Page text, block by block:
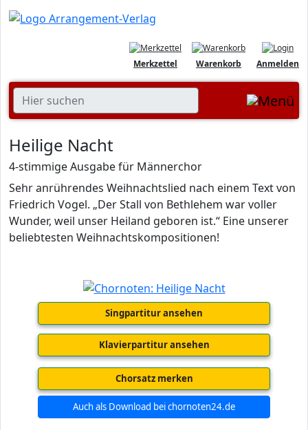
Anmelden
Warenkorb
Merkzettel
Heilige Nacht
4-stimmige Ausgabe für Männerchor
Sehr anrührendes Weihnachtslied nach einem Text von
Friedrich Vogel. „Der Stall von Bethlehem war voller
Wunder, weil unser Heiland geboren ist.“ Eine unserer
beliebtesten Weihnachtskompositionen!
Singpartitur ansehen
Klavierpartitur ansehen
Chorsatz merken
Auch als Download bei chornoten24.de